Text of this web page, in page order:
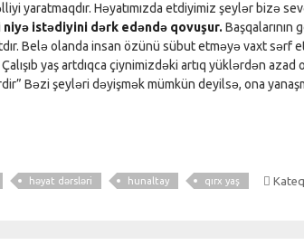
yaratmaqdır. Həyatımızda etdiyimiz şeylər bizə
niyə istədiyini dərk edəndə qovuşur.
Belə olanda insan özünü sübut etməyə vaxt sərf
yaş artdıqca çiynimizdəki artıq yüklərdən
Bəzi şeyləri dəyişmək mümkün deyilsə, ona
həyat dərsləri hunaltay qırx yaş